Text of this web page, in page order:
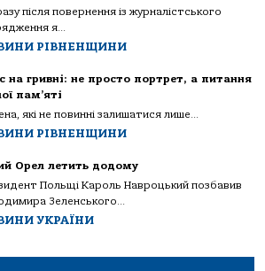
після повернення із журналістського
я...
РІВНЕНЩИНИ
на гривні: не просто портрет, а питання
пам’яті
які не повинні залишатися лише...
РІВНЕНЩИНИ
Орел летить додому
Польщі Кароль Навроцький позбавив
Зеленського...
УКРАЇНИ